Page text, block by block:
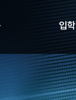
입학
입학